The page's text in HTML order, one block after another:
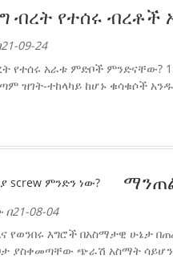
ብረት የተሰሩ ብረቶች
09-24
የተሰሩ አራቱ ምድቦች ምንድናቸው? 1.
ዝገት-ተከላካይ ከሆኑ ቁሳቁሶች
08-04
የወንበሩ እግሮች በአስማታዊ ሁኔታ
ያስቀመጣቸው ጭራሽ አስማት ሳይሆን